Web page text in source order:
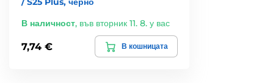
В наличност, във вторник 11. 8. у вас
7,74 € В кошницата